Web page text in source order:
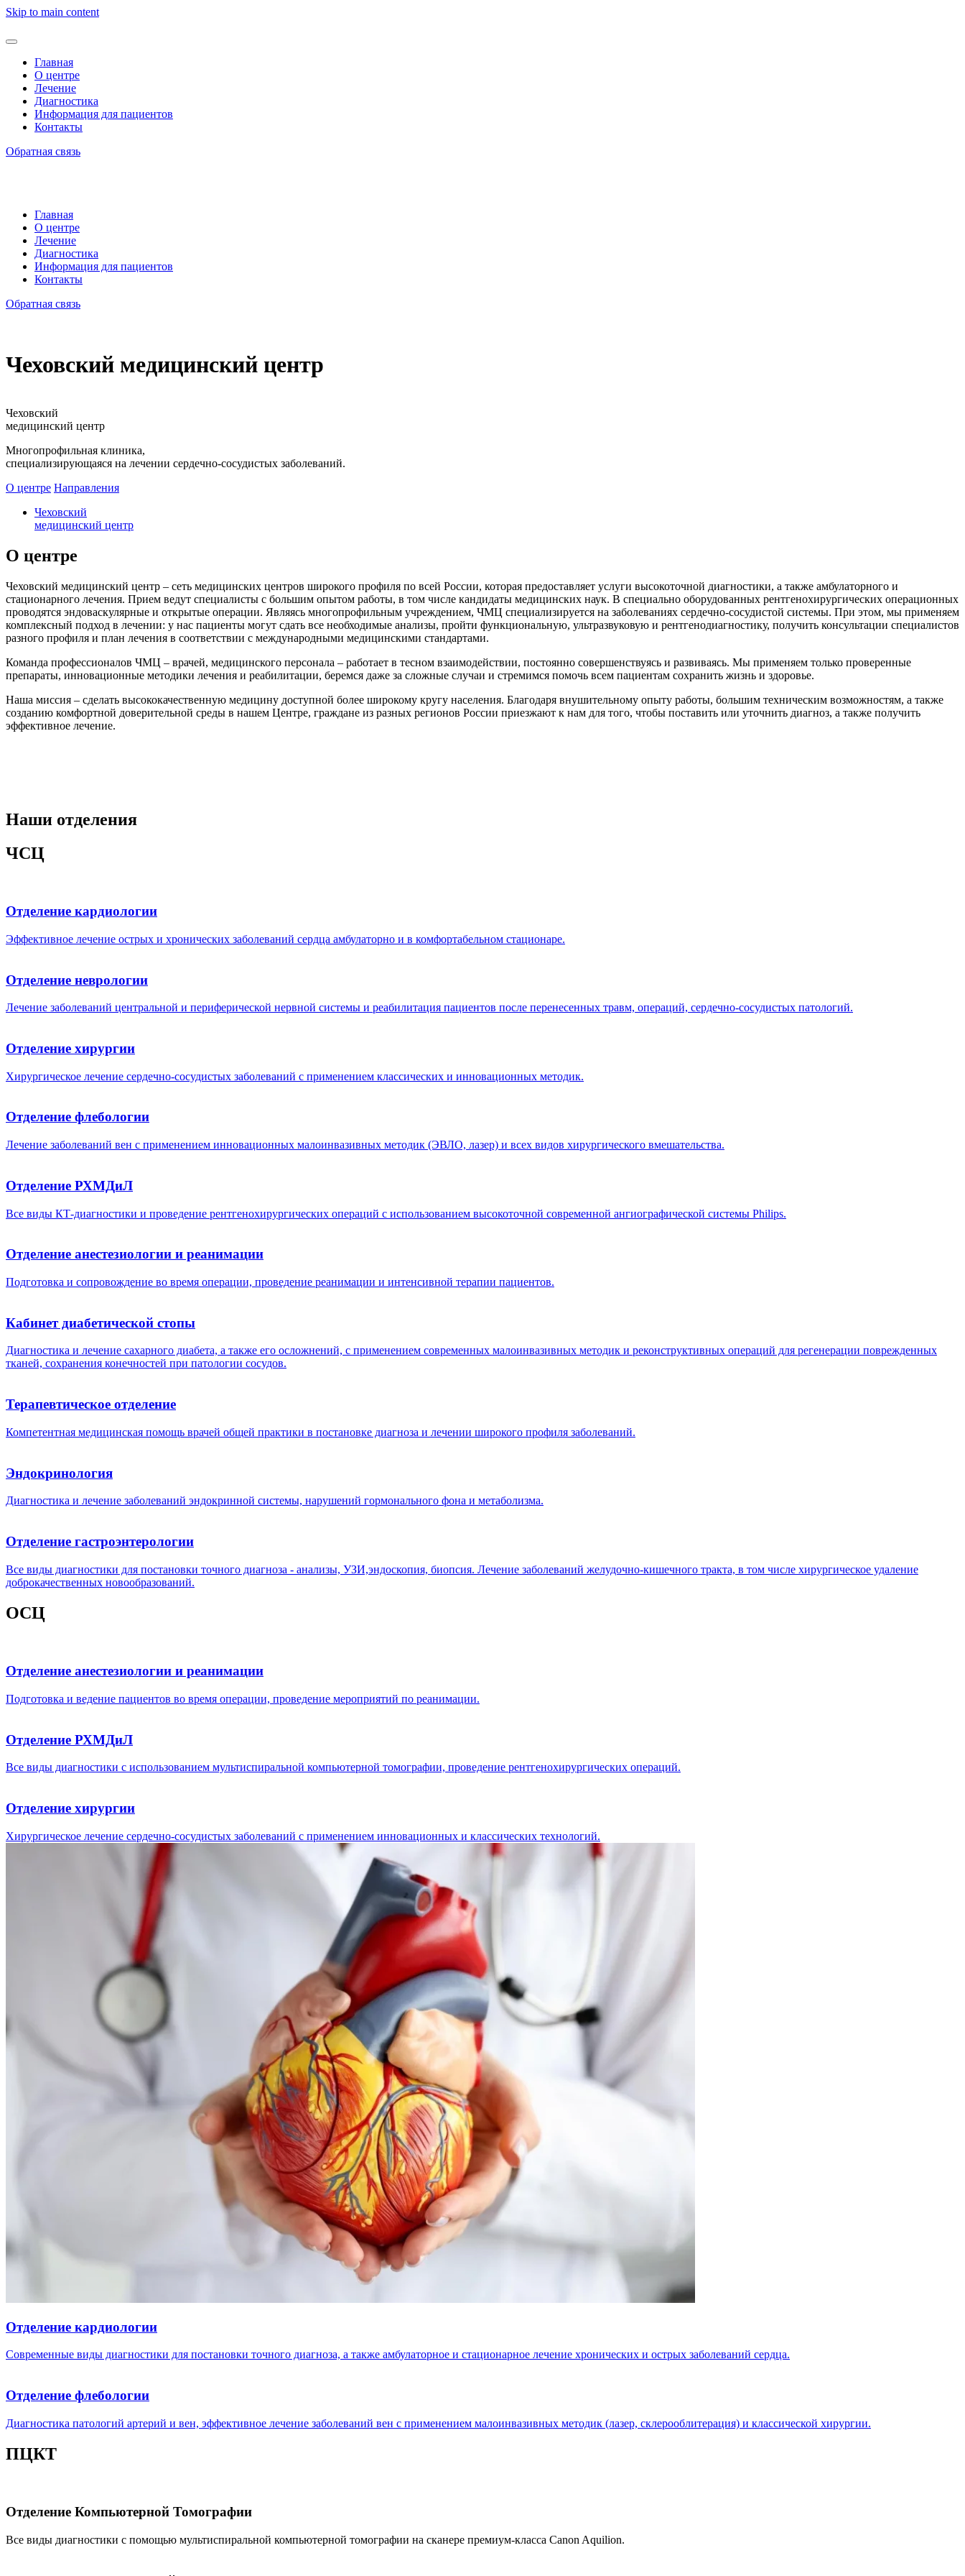
Skip to main content
Главная
О центре
Лечение
Диагностика
Информация для пациентов
Контакты
Обратная связь
Главная
О центре
Лечение
Диагностика
Информация для пациентов
Контакты
Обратная связь
Чеховский медицинский центр
Чеховский
медицинский центр
Многопрофильная клиника,
специализирующаяся на лечении сердечно-сосудистых заболеваний.
О центре Направления
Чеховский
медицинский центр
О центре
Чеховский медицинский центр – сеть медицинских центров широкого профиля по всей России, которая предоставляет услуги высокоточной диагностики, а также амбулаторного и
стационарного лечения. Прием ведут специалисты с большим опытом работы, в том числе кандидаты медицинских наук. В специально оборудованных рентгенохирургических операционных
проводятся эндоваскулярные и открытые операции. Являясь многопрофильным учреждением, ЧМЦ специализируется на заболеваниях сердечно-сосудистой системы. При этом, мы применяем
комплексный подход в лечении: у нас пациенты могут сдать все необходимые анализы, пройти функциональную, ультразвуковую и рентгенодиагностику, получить консультации специалистов
разного профиля и план лечения в соответствии с международными медицинскими стандартами.
Команда профессионалов ЧМЦ – врачей, медицинского персонала – работает в тесном взаимодействии, постоянно совершенствуясь и развиваясь. Мы применяем только проверенные
препараты, инновационные методики лечения и реабилитации, беремся даже за сложные случаи и стремимся помочь всем пациентам сохранить жизнь и здоровье.
Наша миссия – сделать высококачественную медицину доступной более широкому кругу населения. Благодаря внушительному опыту работы, большим техническим возможностям, а также
созданию комфортной доверительной среды в нашем Центре, граждане из разных регионов России приезжают к нам для того, чтобы поставить или уточнить диагноз, а также получить
эффективное лечение.
Наши отделения
ЧСЦ
Отделение кардиологии
Эффективное лечение острых и хронических заболеваний сердца амбулаторно и в комфортабельном стационаре.
Отделение неврологии
Лечение заболеваний центральной и периферической нервной системы и реабилитация пациентов после перенесенных травм, операций, сердечно-сосудистых патологий.
Отделение хирургии
Хирургическое лечение сердечно-сосудистых заболеваний с применением классических и инновационных методик.
Отделение флебологии
Лечение заболеваний вен с применением инновационных малоинвазивных методик (ЭВЛО, лазер) и всех видов хирургического вмешательства.
Отделение РХМДиЛ
Все виды КТ-диагностики и проведение рентгенохирургических операций с использованием высокоточной современной ангиографической системы Philips.
Отделение анестезиологии и реанимации
Подготовка и сопровождение во время операции, проведение реанимации и интенсивной терапии пациентов.
Кабинет диабетической стопы
Диагностика и лечение сахарного диабета, а также его осложнений, с применением современных малоинвазивных методик и реконструктивных операций для регенерации поврежденных
тканей, сохранения конечностей при патологии сосудов.
Терапевтическое отделение
Компетентная медицинская помощь врачей общей практики в постановке диагноза и лечении широкого профиля заболеваний.
Эндокринология
Диагностика и лечение заболеваний эндокринной системы, нарушений гормонального фона и метаболизма.
Отделение гастроэнтерологии
Все виды диагностики для постановки точного диагноза - анализы, УЗИ,эндоскопия, биопсия. Лечение заболеваний желудочно-кишечного тракта, в том числе хирургическое удаление
доброкачественных новообразований.
ОСЦ
Отделение анестезиологии и реанимации
Подготовка и ведение пациентов во время операции, проведение мероприятий по реанимации.
Отделение РХМДиЛ
Все виды диагностики с использованием мультиспиральной компьютерной томографии, проведение рентгенохирургических операций.
Отделение хирургии
Хирургическое лечение сердечно-сосудистых заболеваний с применением инновационных и классических технологий.
Отделение кардиологии
Современные виды диагностики для постановки точного диагноза, а также амбулаторное и стационарное лечение хронических и острых заболеваний сердца.
Отделение флебологии
Диагностика патологий артерий и вен, эффективное лечение заболеваний вен с применением малоинвазивных методик (лазер, склерооблитерация) и классической хирургии.
ПЦКТ
Отделение Компьютерной Томографии
Все виды диагностики с помощью мультиспиральной компьютерной томографии на сканере премиум-класса Canon Aquilion.